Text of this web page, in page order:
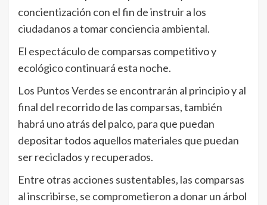
concientización con el fin de instruir a los
ciudadanos a tomar conciencia ambiental.
El espectáculo de comparsas competitivo y
ecológico continuará esta noche.
Los Puntos Verdes se encontrarán al principio y al
final del recorrido de las comparsas, también
habrá uno atrás del palco, para que puedan
depositar todos aquellos materiales que puedan
ser reciclados y recuperados.
Entre otras acciones sustentables, las comparsas
al inscribirse, se comprometieron a donar un árbol